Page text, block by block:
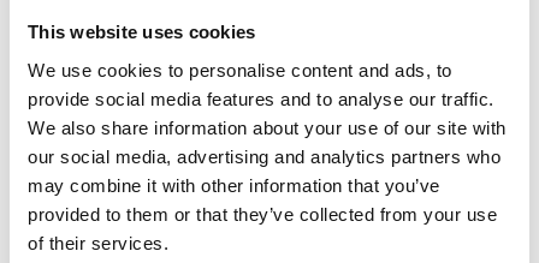
This website uses cookies
We use cookies to personalise content and ads, to
provide social media features and to analyse our traffic.
We also share information about your use of our site with
our social media, advertising and analytics partners who
may combine it with other information that you’ve
provided to them or that they’ve collected from your use
of their services.
-Page Facebook
-Listes de diffusion WhatsApppour les
informations sur les chantiers en cours
- LePoint Info M3, au niveau du chantier Toots
Thielemans